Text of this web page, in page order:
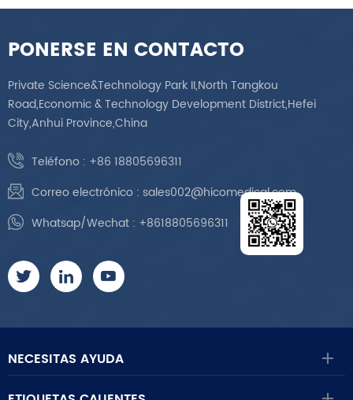
PONERSE EN CONTACTO
Private Science&Technology Park II,North Tangkou
Road,Economic & Technology Development District,Hefei
City,Anhui Province,China
Teléfono : +86 18805696311
Correo electrónico : sales002@hicomedical.com
Whatsap/Wechat : +8618805696311
NECESITAS AYUDA